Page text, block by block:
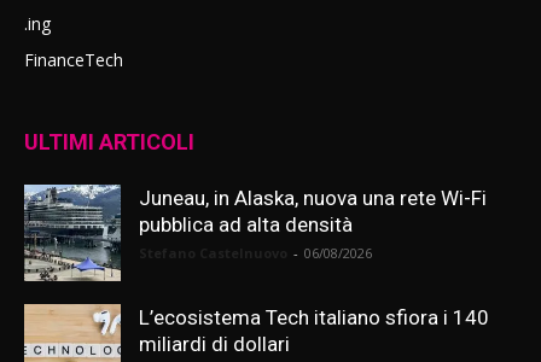
.ing
FinanceTech
ULTIMI ARTICOLI
Juneau, in Alaska, nuova una rete Wi-Fi
pubblica ad alta densità
- 06/08/2026
L’ecosistema Tech italiano sfiora i 140
miliardi di dollari